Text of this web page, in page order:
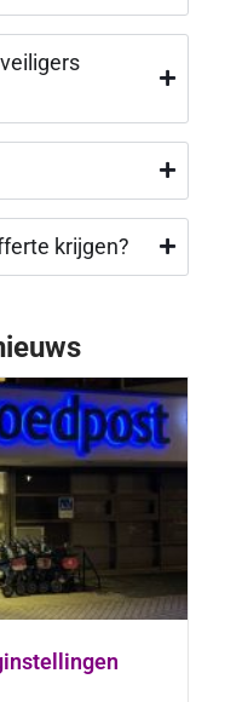
krijgen?